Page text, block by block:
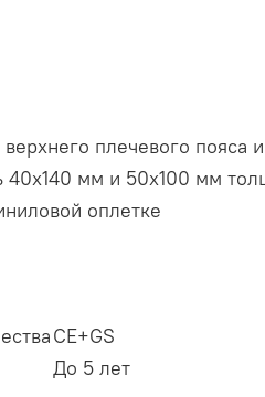
плечевого пояса
40х140 мм и 50х100 мм
оплетке
CE+GS
До 5 лет